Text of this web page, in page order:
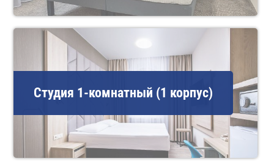
Студия 1-комнатный (1 корпус)